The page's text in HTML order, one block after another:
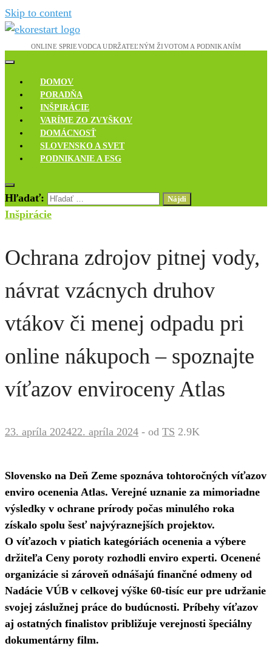
Skip to content
Ekoreštart
Novinky, rozhovory a inšpirácie
DOMOV
PORADŇA
INŠPIRÁCIE
VARÍME ZO ZVYŠKOV
DOMÁCNOSŤ
SLOVENSKO A SVET
PODNIKANIE A ESG
Hľadať:
Inšpirácie
Ochrana zdrojov pitnej vody,
návrat vzácnych druhov
vtákov či menej odpadu pri
online nákupoch – spoznajte
víťazov enviroceny Atlas
23. apríla 202422. apríla 2024 - od TS 2.9K
Slovensko na Deň Zeme spoznáva tohtoročných víťazov
enviro ocenenia Atlas. Verejné uznanie za mimoriadne
výsledky v ochrane prírody počas minulého roka
získalo spolu šesť najvýraznejších projektov.
O víťazoch v piatich kategóriách ocenenia a výbere
držiteľa Ceny poroty rozhodli enviro experti. Ocenené
organizácie si zároveň odnášajú finančné odmeny od
Nadácie VÚB v celkovej výške 60-tisíc eur pre udržanie
svojej záslužnej práce do budúcnosti. Príbehy víťazov
aj ostatných finalistov približuje verejnosti špeciálny
dokumentárny film.